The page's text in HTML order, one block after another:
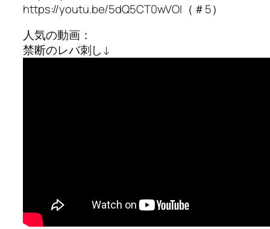
https://youtu.be/5dQ5CT0wVOI（＃5）
人気の動画：
禁断のレバ刺し↓